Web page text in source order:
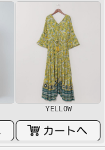
YELLOW